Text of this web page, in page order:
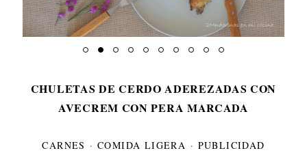
CHULETAS DE CERDO ADEREZADAS CON
AVECREM CON PERA MARCADA
CARNES ·COMIDA LIGERA · PUBLICIDAD